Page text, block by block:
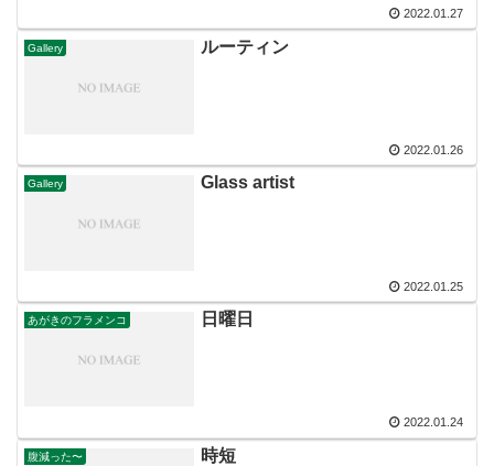
2022.01.27
Gallery ルーティン
2022.01.26
Gallery Glass artist
2022.01.25
あがきのフラメンコ 日曜日
2022.01.24
腹減った〜 時短